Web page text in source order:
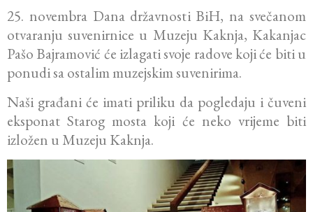
25. novembra Dana državnosti BiH, na svečanom
otvaranju suvenirnice u Muzeju Kaknja, Kakanjac
Pašo Bajramović će izlagati svoje radove koji će biti u
ponudi sa ostalim muzejskim suvenirima.
Naši građani će imati priliku da pogledaju i čuveni
eksponat Starog mosta koji će neko vrijeme biti
izložen u Muzeju Kaknja.